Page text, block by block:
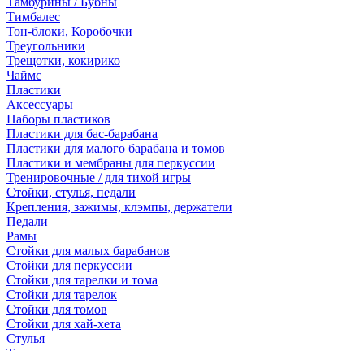
Тимбалес
Тон-блоки, Коробочки
Треугольники
Трещотки, кокирико
Чаймс
Пластики
Аксессуары
Наборы пластиков
Пластики для бас-барабана
Пластики для малого барабана и томов
Пластики и мембраны для перкуссии
Тренировочные / для тихой игры
Стойки, стулья, педали
Крепления, зажимы, клэмпы, держатели
Педали
Рамы
Стойки для малых барабанов
Стойки для перкуссии
Стойки для тарелки и тома
Стойки для тарелок
Стойки для томов
Стойки для хай-хета
Стулья